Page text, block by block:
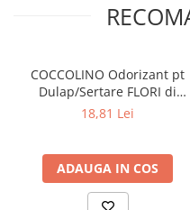
COCCOLINO Odorizant pt
Dulap/Sertare FLORI di
PRIMAVERA 3 buc
18,81 Lei
ADAUGA IN COS